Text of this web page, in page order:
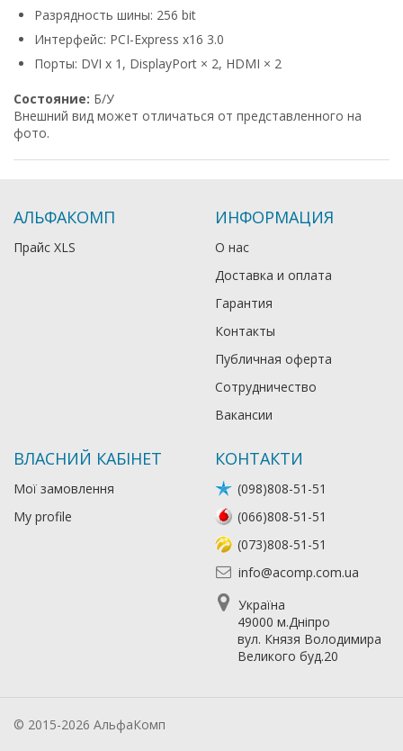
Разрядность шины: 256 bit
Интерфейс: PCI-Express x16 3.0
Порты: DVI x 1, DisplayPort × 2, HDMI × 2
Cocтoяниe: Б/У
Bнeшний вид мoжeт oтличaтьcя oт пpeдcтaвлeннoгo нa
фoтo.
АЛЬФАКОМП
Прайс XLS
ИНФОРМАЦИЯ
О нас
Доставка и оплата
Гарантия
Контакты
Публичная оферта
Сотрудничество
Вакансии
ВЛАСНИЙ КАБІНЕТ
Мої замовлення
My profile
КОНТАКТИ
(098)808-51-51
(066)808-51-51
(073)808-51-51
info@acomp.com.ua
Україна
49000 м.Дніпро
вул. Князя Володимира
Великого буд.20
© 2015-2026 АльфаКомп